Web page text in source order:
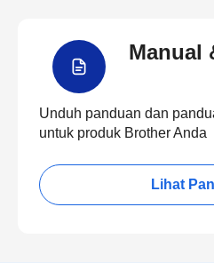
Manual
Unduh panduan dan
untuk produk Brother Anda
Lihat